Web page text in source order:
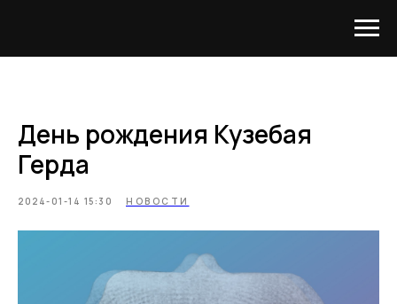
День рождения Кузебая
Герда
2024-01-14 15:30 НОВОСТИ